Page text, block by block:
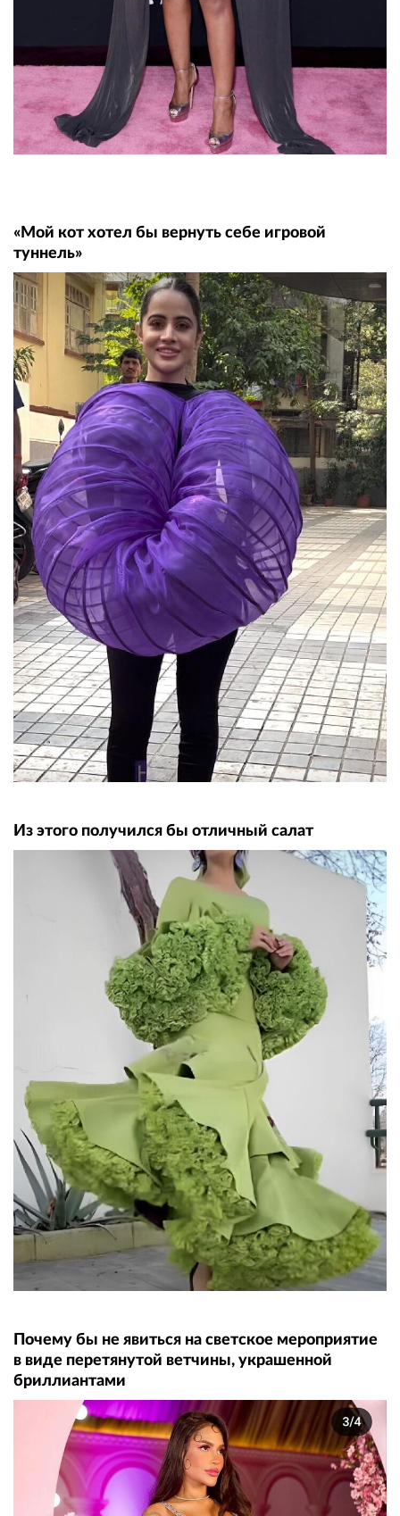
«Мой кот хотел бы вернуть себе игровой
туннель»
Из этого получился бы отличный салат
Почему бы не явиться на светское мероприятие
в виде перетянутой ветчины, украшенной
бриллиантами